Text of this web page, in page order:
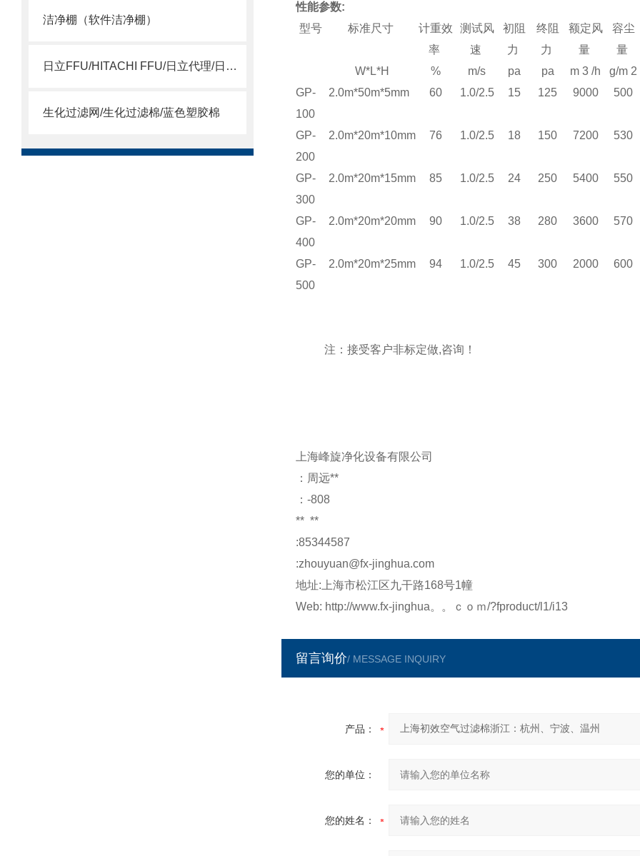
洁净棚（软件洁净棚）
日立FFU/HITACHI FFU/日立代理/日立15SSQS
生化过滤网/生化过滤棉/蓝色塑胶棉
性能参数:
型号
标准尺寸
计重效
率
测试风
速
初阻
力
终阻
力
额定风
量
容尘
量
W*L*H
% m/s pa pa m 3 /h g/m 2
GP-
100
2.0m*50m*5mm 60 1.0/2.5 15 125 9000 500
GP-
200
2.0m*20m*10mm 76 1.0/2.5 18 150 7200 530
GP-
300
2.0m*20m*15mm 85 1.0/2.5 24 250 5400 550
GP-
400
2.0m*20m*20mm 90 1.0/2.5 38 280 3600 570
GP-
500
2.0m*20m*25mm 94 1.0/2.5 45 300 2000 600
注： 接受客户非标定做,咨询！
上海峰旋净化设备有限公司
：周远**
：-808
** **
:85344587
:zhouyuan@fx-jinghua.com
地址:上海市松江区九干路168号1幢
Web: http://www.fx-jinghua。。ｃｏｍ/?fproduct/l1/i13
留言询价/ MESSAGE INQUIRY
产品：
您的单位：
您的姓名：